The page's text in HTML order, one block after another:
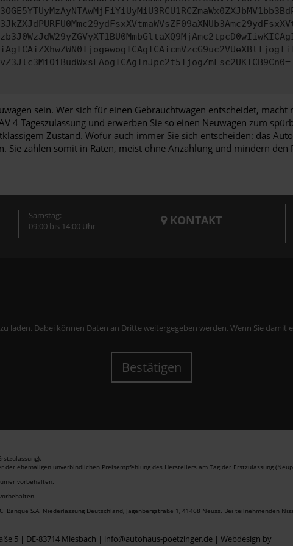
sein. Wer sich für einen Gebrauchtwagen entscheidet,
4 Tageszulassung und erwerben Sie so einen Neuwagen zum
Zustand. Wofür auch immer Sie sich entscheiden: das
Sie zahlen somit in Raten, meist ohne Anzahlung und mindern
Samstag:
09:00 bis 14:00 Uhr
KONTAKT
zu laden. Dabei können Daten an Dritte weitergegeben werden. Wenn Sie
Bestätigen
ehemaligen unverbindlichen Preisempfehlung des Herstellers am Tag der Erstzulassung
vorbehalten.
Banque S.A. Niederlassung Deutschland, Jagenbergstraße 1, 41468 Neuss. Bei teilnehmenden
5 | DE-83714 Miesbach | info@autohaus-poetzinger.de | Webdesign by